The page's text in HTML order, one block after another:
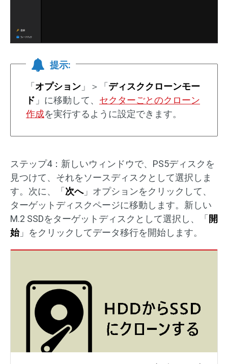
提示:
「 オプション 」＞「 ディスククローンモー
ド 」に移動して、 セクターごとのクローン
作成を実行するように設定できます。
ステップ4：新しいウィンドウで、PS5ディスクを
見つけて、それをソースディスクとして選択しま
す。次に、「 次へ」オプションをクリックして、
ターゲットディスクページに移動します。新しい
M.2 SSDをターゲットディスクとして選択し、「 開
始」をクリックしてデータ移行を開始します。